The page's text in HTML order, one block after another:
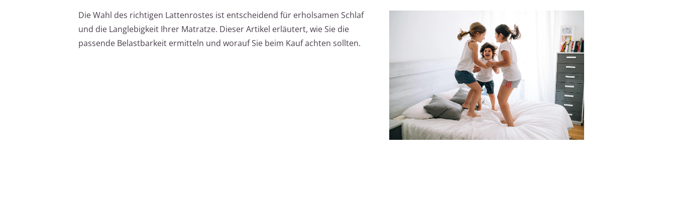
Die Wahl des richtigen Lattenrostes ist entscheidend für erholsamen Schlaf
und die Langlebigkeit Ihrer Matratze. Dieser Artikel erläutert, wie Sie die
passende Belastbarkeit ermitteln und worauf Sie beim Kauf achten sollten.